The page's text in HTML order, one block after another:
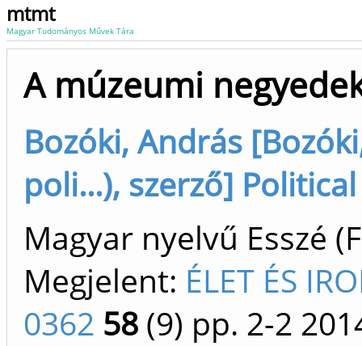
mtmt
Magyar Tudományos Művek Tára
A múzeumi
Bozóki, András
poli...), szerző]
Magyar nyelvű Esszé
Megjelent: ÉLET ÉS
0362 58 (9) pp. 2-2